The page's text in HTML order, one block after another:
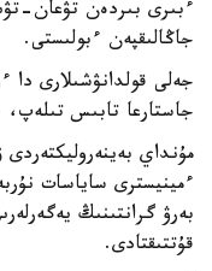
ءبىرى بىردەن تۋعان-
جاڭالىقپەن ءبولىستى.
جەلى قولدانۋشىلارى دا
جاستارعا تابىس تىلەپ،
مۇنداي
ءمينيسترى ساياسات
بەرۋ گرانتىنىڭ
قۇتتىقتادى.